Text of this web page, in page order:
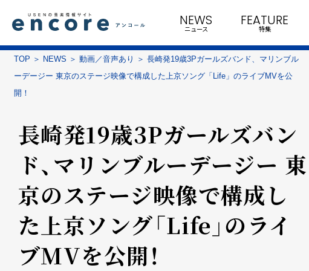
NEWS
ニュース
FEATURE
特集
TOP NEWS 動画／音声あり
長崎発19歳3Pガールズバンド、マリンブル
ーデージー 東京のステージ映像で構成した上京ソング「Life」のライブMVを公
開！
長崎発19歳3Pガールズバン
ド、マリンブルーデージー 東
京のステージ映像で構成し
た上京ソング「Life」のライ
ブMVを公開！